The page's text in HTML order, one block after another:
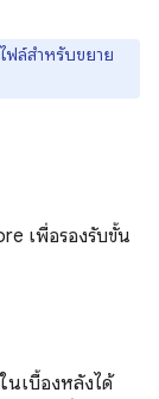
ฟล์สำหรับขยาย
เพื่อรองรับขั้น
นเบื้องหลังได้